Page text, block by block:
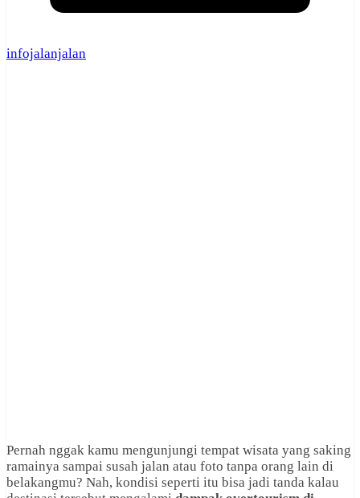
infojalanjalan
Pernah nggak kamu mengunjungi tempat wisata yang saking
ramainya sampai susah jalan atau foto tanpa orang lain di
belakangmu? Nah, kondisi seperti itu bisa jadi tanda kalau